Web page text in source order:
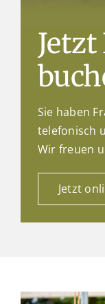
Jetzt
Sie haben
telefonisch
Wir freuen
Jetzt